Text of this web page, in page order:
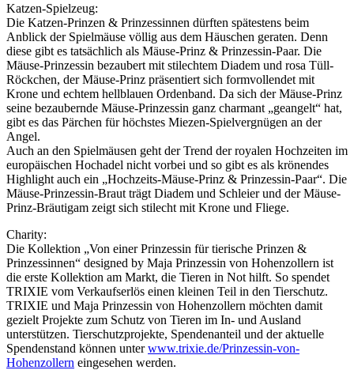
Katzen-Spielzeug:
Die Katzen-Prinzen & Prinzessinnen dürften spätestens beim
Anblick der Spielmäuse völlig aus dem Häuschen geraten. Denn
diese gibt es tatsächlich als Mäuse-Prinz & Prinzessin-Paar. Die
Mäuse-Prinzessin bezaubert mit stilechtem Diadem und rosa Tüll-
Röckchen, der Mäuse-Prinz präsentiert sich formvollendet mit
Krone und echtem hellblauen Ordenband. Da sich der Mäuse-Prinz
seine bezaubernde Mäuse-Prinzessin ganz charmant „geangelt“ hat,
gibt es das Pärchen für höchstes Miezen-Spielvergnügen an der
Angel.
Auch an den Spielmäusen geht der Trend der royalen Hochzeiten im
europäischen Hochadel nicht vorbei und so gibt es als krönendes
Highlight auch ein „Hochzeits-Mäuse-Prinz & Prinzessin-Paar“. Die
Mäuse-Prinzessin-Braut trägt Diadem und Schleier und der Mäuse-
Prinz-Bräutigam zeigt sich stilecht mit Krone und Fliege.
Charity:
Die Kollektion „Von einer Prinzessin für tierische Prinzen &
Prinzessinnen“ designed by Maja Prinzessin von Hohenzollern ist
die erste Kollektion am Markt, die Tieren in Not hilft. So spendet
TRIXIE vom Verkaufserlös einen kleinen Teil in den Tierschutz.
TRIXIE und Maja Prinzessin von Hohenzollern möchten damit
gezielt Projekte zum Schutz von Tieren im In- und Ausland
unterstützen. Tierschutzprojekte, Spendenanteil und der aktuelle
Spendenstand können unterwww.trixie.de/Prinzessin-von-
Hohenzollern eingesehen werden.